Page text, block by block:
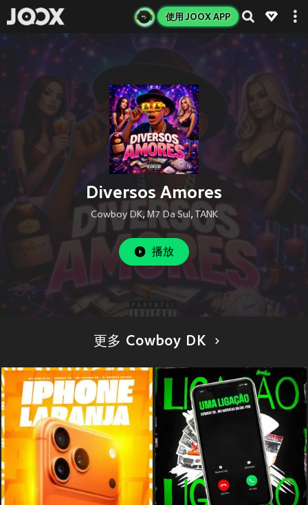
使用 JOOX APP
Diversos Amores
Cowboy DK, M7 Da Sul , TANK
播放
更多 Cowboy DK